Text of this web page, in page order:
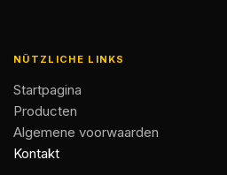
NÜTZLICHE LINKS
Startpagina
Producten
Algemene voorwaarden
Kontakt